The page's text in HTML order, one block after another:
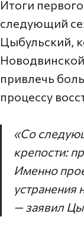
Итоги
следующий
Цыбульский,
привлечь
процессу
«Со
крепости:
Именно
устранения
— заявил